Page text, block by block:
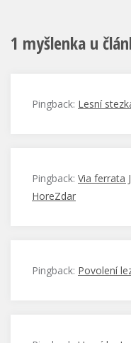
1 myšlenka u
Pingback: Lesní
Pingback: Via ferrata
HoreZdar
Pingback: Povolení